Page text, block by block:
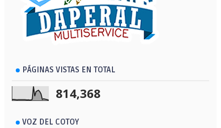
PÁGINAS VISTAS EN TOTAL
814,368
VOZ DEL COTOY